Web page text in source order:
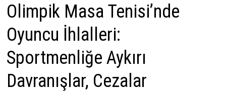
Olimpik Masa Tenisi’nde
Oyuncu İhlalleri:
Sportmenliğe Aykırı
Davranışlar, Cezalar